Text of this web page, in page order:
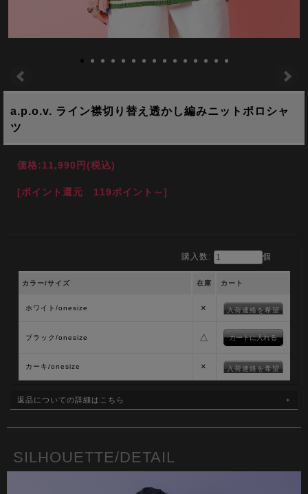
a.p.o.v. ライン襟切り替え透かし編みニットポロシャ
ツ
価格:11,990円(税込)
[ポイント還元 119ポイント～]
購入数: 個
カラー/サイズ 在庫 カート
ホワイト/onesize × 入荷連絡を希望
ブラック/onesize △
カーキ/onesize × 入荷連絡を希望
返品についての詳細はこちら
SILHOUETTE/DETAIL